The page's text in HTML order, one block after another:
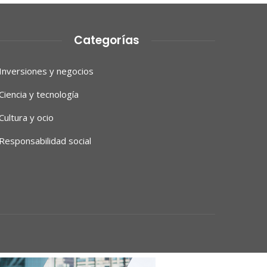
Categorías
y negocios
y tecnología
y ocio
social